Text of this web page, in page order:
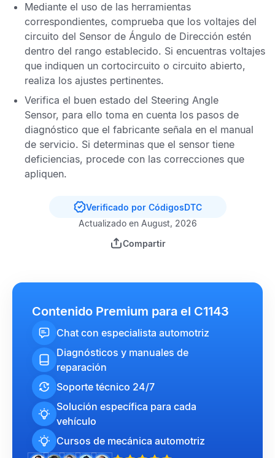
Mediante el uso de las herramientas
correspondientes, comprueba que los voltajes del
circuito del Sensor de Ángulo de Dirección estén
dentro del rango establecido. Si encuentras voltajes
que indiquen un cortocircuito o circuito abierto,
realiza los ajustes pertinentes.
Verifica el buen estado del Steering Angle
Sensor, para ello toma en cuenta los pasos de
diagnóstico que el fabricante señala en el manual
de servicio. Si determinas que el sensor tiene
deficiencias, procede con las correcciones que
apliquen.
Verificado por CódigosDTC
Actualizado en August, 2026
Compartir
Contenido Premium para el C1143
Chat con especialista automotriz
Diagnósticos y manuales de
reparación
Soporte técnico 24/7
Solución específica para cada
vehículo
Cursos de mecánica automotriz